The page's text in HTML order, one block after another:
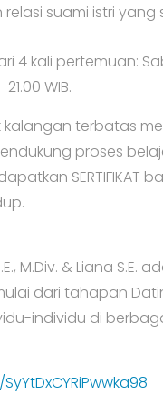
suami istri yang
4 kali pertemuan:
WIB.
terbatas
proses
M.Div. & Liana
dari tahapan
individu di